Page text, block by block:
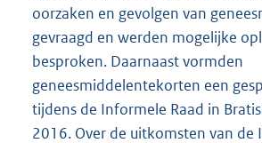
oorzaken en gevolgen van
gevraagd en werden mogelijke
besproken. Daarnaast vormden
geneesmiddelentekorten een
tijdens de Informele Raad in
2016. Over de uitkomsten van de